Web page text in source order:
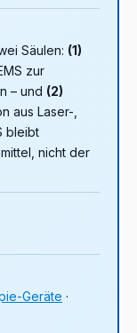
Säulen: (1)
zur
– und (2)
aus Laser-,
bleibt
nicht der
Geräte ·